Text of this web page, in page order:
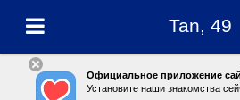
Tan, 49
Официальное приложение
Установите наши знакомства